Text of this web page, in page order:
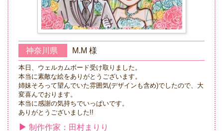
神奈川県 M.M 様
本日、ウェルカムボード受け取りました。
本当に素敵な絵をありがとうございます。
姉妹そろって望んでいた雰囲気(デザインも含め)でしたので、大
変喜んでおります。
本当に感謝の気持ちでいっぱいです。
ありがとうございました!!
制作作家：田村まりり